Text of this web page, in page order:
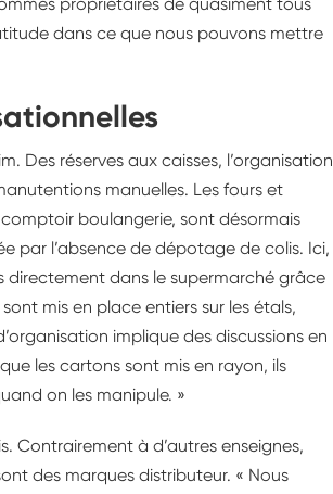
dans ce que nous pouvons mettre
Des réserves aux caisses, l’organisation
manuelles. Les fours et
boulangerie, sont désormais
par l’absence de dépotage de colis. Ici,
directement dans le supermarché grâce
mis en place entiers sur les étals,
implique des discussions en
les cartons sont mis en rayon, ils
on les manipule. »
Contrairement à d’autres enseignes,
des marques distributeur. « Nous